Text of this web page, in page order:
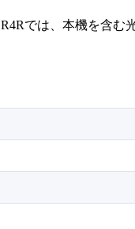
では、本機を含む